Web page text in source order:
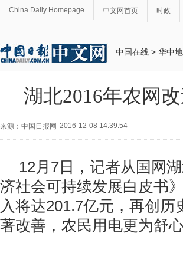
China Daily Homepage 中文网首页 时政
中国在线 > 华中
湖北2016年农网
来源：中国日报网 2016-12-08 14:39:54
12月7日，记者从国网
济社会可持续发展白皮书
入将达201.7亿元，再创
著改善，农民用电更为舒